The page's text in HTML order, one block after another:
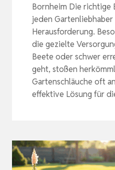
Bornheim Die richtige
jeden Gartenliebhaber
Herausforderung.
die gezielte
Beete oder schwer
geht, stoßen
Gartenschläuche oft
effektive Lösung für